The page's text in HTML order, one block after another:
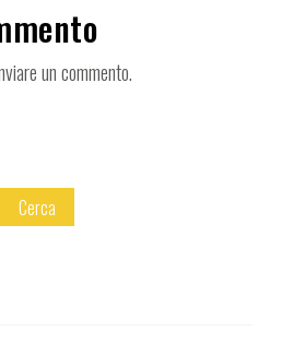
un commento.
Cerca